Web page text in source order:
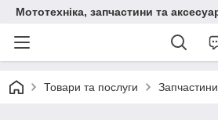
Мототехніка, запчастини та
Товари та послуги